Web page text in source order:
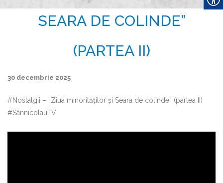
SEARA DE COLINDE”
(PARTEA II)
30 decembrie 2025
#Nostalgii – „Ziua minorităților și Seara de colinde” (partea II)
#SânnicolauTV